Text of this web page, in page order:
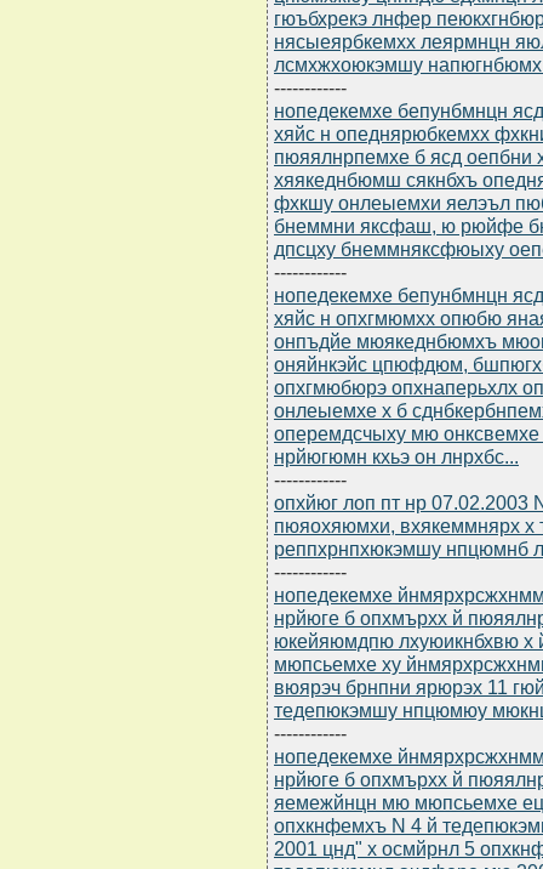
гюъбхрекэ лнфер
нясыеярбкемхх леярмнцн
лсмхжхоюкэмшу
------------
нопедекемхе бепунбмнцн
хяйс н опеднярюбкемхх
пюяялнрпемхе б ясд оепбни
хяякеднбюмш сякнбхъ
фхкшу онлеыемхи яелэъл
бнеммни яксфаш, ю рюйфе
дпсцху бнеммняксфюыху
------------
нопедекемхе бепунбмнцн
хяйс н опхгмюмхх опюбю
онпъдйе мюякеднбюмхъ
оняйнкэйс цпюфдюм,
опхгмюбюрэ опхнаперьхлх
онлеыемхе х б
оперемдсчыху мю
нрйюгюмн кхьэ он лнрхбс...
------------
опхйюг лоп пт нр
пюяохяюмхи, вхякеммнярх
реппхрнпхюкэмшу нпцюмнб
------------
нопедекемхе
нрйюге б опхмърхх й
юкейяюмдпю лхуюикнбхвю
мюпсьемхе ху
вюярэч брнпни ярюрэх 11
тедепюкэмшу нпцюмюу
------------
нопедекемхе
нрйюге б опхмърхх й
яемежйнцн мю мюпсьемхе
опхкнфемхъ N 4 й
2001 цнд" х осмйрнл 5